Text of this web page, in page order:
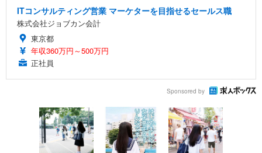
ITコンサルティング営業 マーケターを目指せるセールス職
株式会社ジョブカン会計
東京都
年収360万円～500万円
正社員
Sponsored by